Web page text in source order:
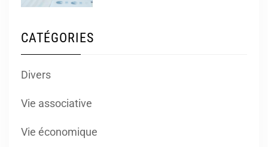
CATÉGORIES
Divers
Vie associative
Vie économique